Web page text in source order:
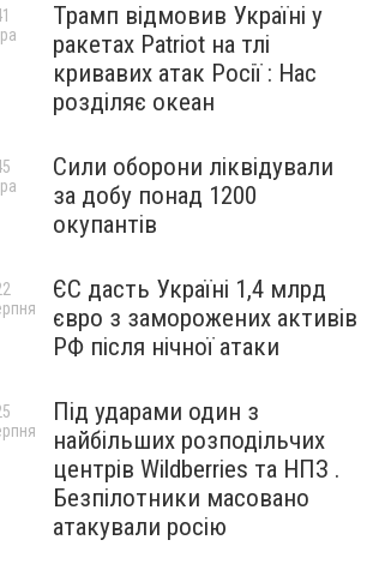
Трамп відмовив Україні у
ракетах Patriot на тлі
кривавих атак Росії : Нас
розділяє океан
Сили оборони ліквідували
за добу понад 1200
окупантів
ЄС дасть Україні 1,4 млрд
євро з заморожених активів
РФ після нічної атаки
Під ударами один з
найбільших розподільчих
центрів Wildberries та НПЗ .
Безпілотники масовано
атакували росію